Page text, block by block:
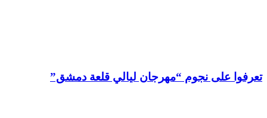
تعرفوا على نجوم “مهرجان ليالي قلعة دمشق”